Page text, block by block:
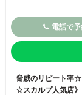
電話で
脅威のリピート率
☆スカルプ人気店》